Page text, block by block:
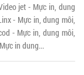
jet - Mực in, dung
- Mực in, dung môi,
- Mực in, dung môi,
in dung...